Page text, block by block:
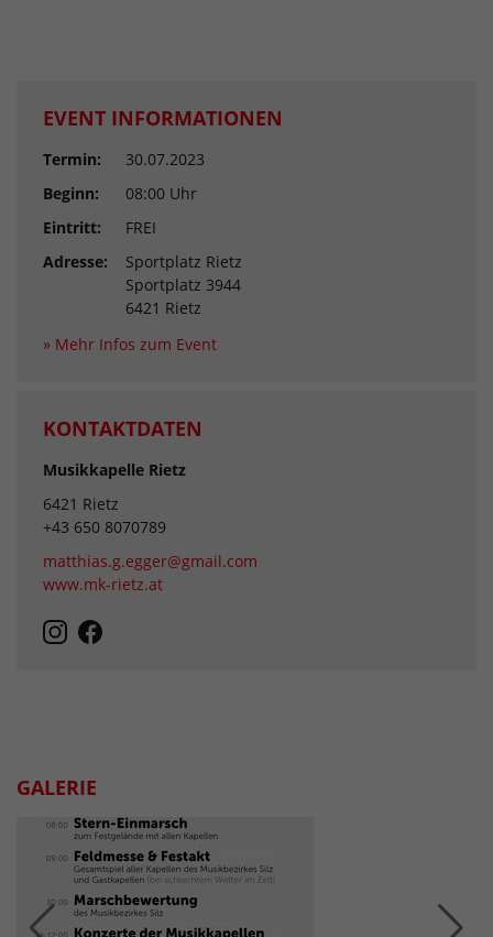
EVENT INFORMATIONEN
Termin:
30.07.2023
Beginn:
08:00 Uhr
Eintritt:
FREI
Adresse:
Sportplatz Rietz
Sportplatz 3944
6421 Rietz
» Mehr Infos zum Event
KONTAKTDATEN
Musikkapelle Rietz
6421 Rietz
+43 650 8070789
matthias.g.egger@gmail.com
www.mk-rietz.at
GALERIE